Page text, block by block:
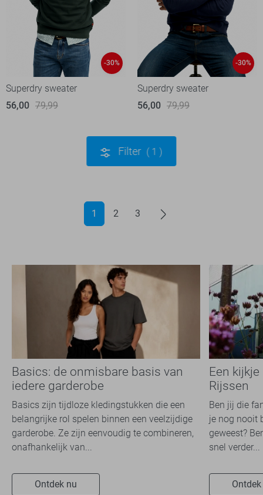
-30%
Superdry sweater
56,00 79,99
-30%
Superdry sweater
56,00 79,99
Filter 1
1 2 3
Basics: de onmisbare basis van
iedere garderobe
Basics zijn tijdloze kledingstukken die een
belangrijke rol spelen binnen een veelzijdige
garderobe. Ze zijn eenvoudig te combineren,
onafhankelijk van...
Ontdek nu
Een
Rijssen
Ben jij die
je nog nooit
geweest?
snel verder...